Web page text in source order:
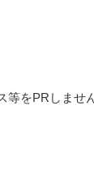
等をPRしませ